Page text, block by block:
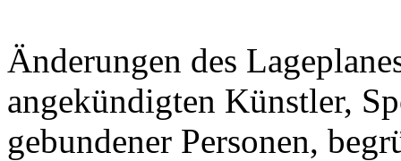
Änderungen des
angekündigten Künstler,
gebundener Personen,